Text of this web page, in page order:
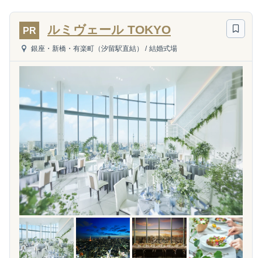
PR ルミヴェール TOKYO
銀座・新橋・有楽町（汐留駅直結） / 結婚式場